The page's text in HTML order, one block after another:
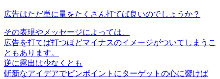
広告はただ単に量をたくさん打てば良いのでしょうか？
その表現やメッセージによっては、
広告を打てば打つほどマイナスのイメージがついてしまうこ
ともあります。
逆に露出は少なくとも
斬新なアイデアでピンポイントにターゲットの心に響けば